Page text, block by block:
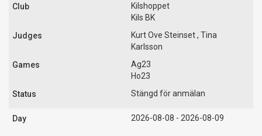
Kilshoppet
Kils BK
Kurt Ove Steinset , Tina
Karlsson
Ag23
Ho23
Stängd för anmälan
2026-08-08 - 2026-08-09